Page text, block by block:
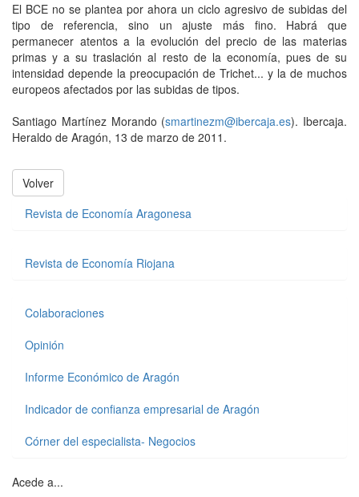
El BCE no se plantea por ahora un ciclo agresivo de subidas del
tipo de referencia, sino un ajuste más fino. Habrá que
permanecer atentos a la evolución del precio de las materias
primas y a su traslación al resto de la economía, pues de su
intensidad depende la preocupación de Trichet... y la de muchos
europeos afectados por las subidas de tipos.
Santiago Martínez Morando (smartinezm@ibercaja.es). Ibercaja.
Heraldo de Aragón, 13 de marzo de 2011.
Volver
Revista de Economía Aragonesa
Revista de Economía Riojana
Colaboraciones
Opinión
Informe Económico de Aragón
Indicador de confianza empresarial de Aragón
Córner del especialista- Negocios
Acede a...